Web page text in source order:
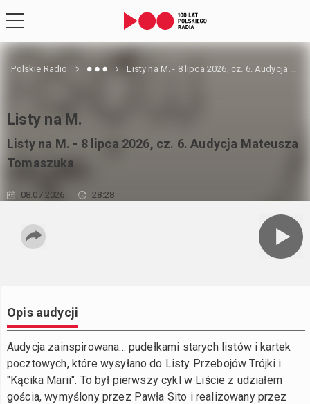
Polskie Radio Listy na M. - 8 lipca 2026, cz. 6. Audycja Mateusza Tomaszuka
Listy na M.
Listy na M. - 8 lipca 2026, cz. 6. Audycja Mateusza
Tomaszuka
08.07.2026 28:28
Opis audycji
Audycja zainspirowana... pudełkami starych listów i kartek
pocztowych, które wysyłano do Listy Przebojów Trójki i
"Kącika Marii". To był pierwszy cykl w Liście z udziałem
gościa, wymyślony przez Pawła Sito i realizowany przez